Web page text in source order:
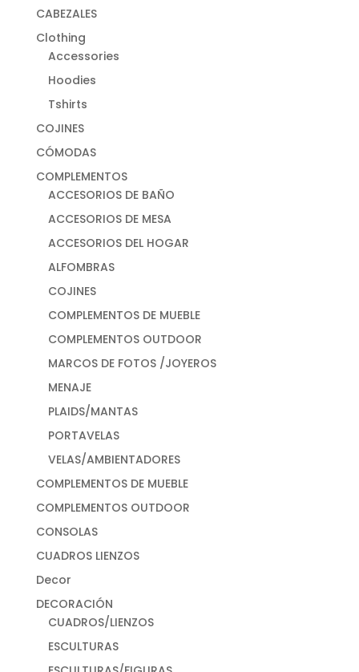
CABEZALES
Clothing
Accessories
Hoodies
Tshirts
COJINES
CÓMODAS
COMPLEMENTOS
ACCESORIOS DE BAÑO
ACCESORIOS DE MESA
ACCESORIOS DEL HOGAR
ALFOMBRAS
COJINES
COMPLEMENTOS DE MUEBLE
COMPLEMENTOS OUTDOOR
MARCOS DE FOTOS /JOYEROS
MENAJE
PLAIDS/MANTAS
PORTAVELAS
VELAS/AMBIENTADORES
COMPLEMENTOS DE MUEBLE
COMPLEMENTOS OUTDOOR
CONSOLAS
CUADROS LIENZOS
Decor
DECORACIÓN
CUADROS/LIENZOS
ESCULTURAS